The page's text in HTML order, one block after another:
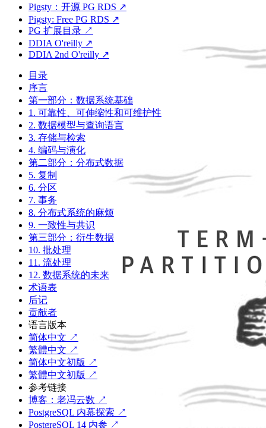
Pigsty：开源 PG RDS ↗
Pigsty: Free PG RDS ↗
PG 扩展目录 ↗
DDIA O'reilly ↗
DDIA 2nd O'reilly ↗
目录
序言
第一部分：数据系统基础
1. 可靠性、可伸缩性和可维护性
2. 数据模型与查询语言
3. 存储与检索
4. 编码与演化
第二部分：分布式数据
5. 复制
6. 分区
7. 事务
8. 分布式系统的麻烦
9. 一致性与共识
第三部分：衍生数据
10. 批处理
11. 流处理
12. 数据系统的未来
术语表
后记
贡献者
语言版本
简体中文 ↗
繁體中文 ↗
简体中文初版 ↗
繁體中文初版 ↗
参考链接
博客：老冯云数 ↗
PostgreSQL 内幕探索 ↗
PostgreSQL 14 内参 ↗